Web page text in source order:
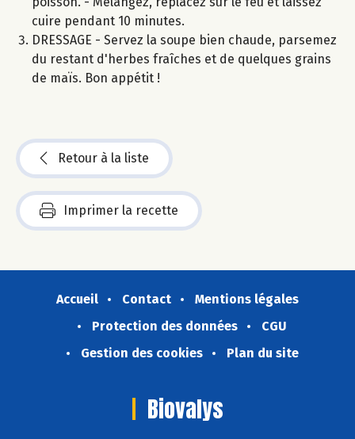
cuire pendant 10 minutes.
DRESSAGE - Servez la soupe bien chaude, parsemez
du restant d'herbes fraîches et de quelques grains
de maïs. Bon appétit !
Retour à la liste
Imprimer la recette
Accueil Contact
Mentions légales
Protection des données
CGU
Gestion des cookies
Plan du site
Biovalys